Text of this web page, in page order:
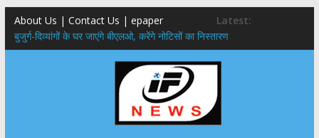
About Us | Contact Us | epaper
Latest:
बुजुर्ग-दिव्यांगों के घर जाएंगे बीएलओ, करेंगे नोटिसों का निस्तारण
24×7 अलर्ट मोड में रहें अधिकारी-मुख्य सचिव मानसून-एसईओसी से मुख्य सचिव ने
की विस्तृत समीक्षा कहा-बंद सड़कों को शीघ्र खोला जाए, लोगों को न हो दिक्कत
459 करोड़ से एचएनबी गढ़वाल विश्वविद्यालय में अनुसंधान संरचना होगी सुदृढ,उच्च
शिक्षा मंत्री धन सिंह रावत ने नवनियुक्त केन्द्रीय शिक्षा मंत्री से की मुलाकात
मुख्यमंत्री से महानिदेशक एनसीसी ने की शिष्टाचार भेंट,उत्तराखण्ड में एनसीसी के
विस्तार एवं आधुनिक आधारभूत संरचना के विकास पर हुई महत्वपूर्ण चर्चा